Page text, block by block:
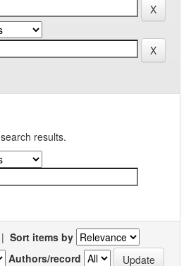
results.
| Sort items by
Authors/record